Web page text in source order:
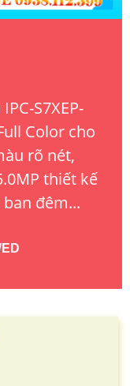
S7XEP-
Color cho
rõ nét,
thiết kế
đêm...